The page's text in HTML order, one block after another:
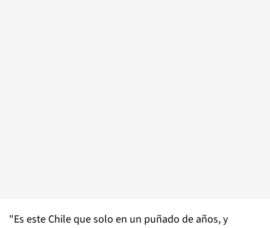
"Es este Chile que solo en un puñado de años, y